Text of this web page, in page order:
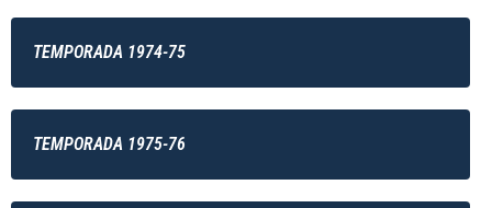
TEMPORADA 1974-75
TEMPORADA 1975-76